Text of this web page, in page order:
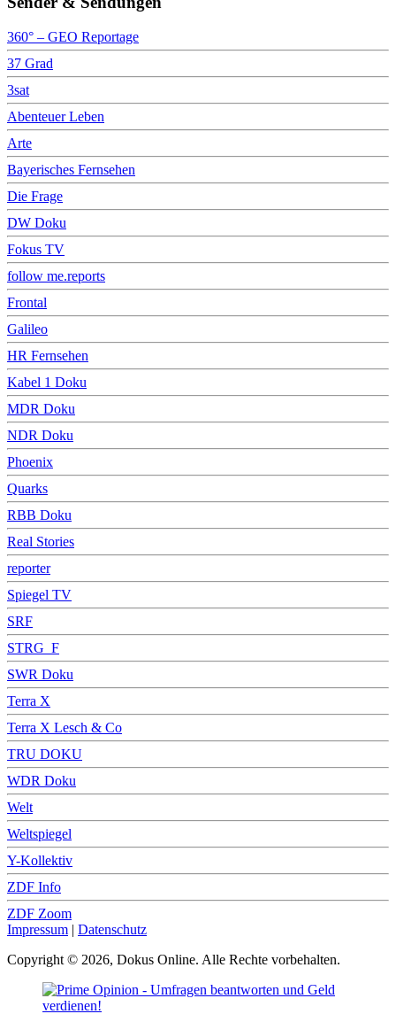
360° – GEO Reportage
37 Grad
3sat
Abenteuer Leben
Arte
Bayerisches Fernsehen
Die Frage
DW Doku
Fokus TV
follow me.reports
Frontal
Galileo
HR Fernsehen
Kabel 1 Doku
MDR Doku
NDR Doku
Phoenix
Quarks
RBB Doku
Real Stories
reporter
Spiegel TV
SRF
STRG_F
SWR Doku
Terra X
Terra X Lesch & Co
TRU DOKU
WDR Doku
Welt
Weltspiegel
Y-Kollektiv
ZDF Info
ZDF Zoom
Impressum | Datenschutz
Copyright © 2026, Dokus Online. Alle Rechte vorbehalten.